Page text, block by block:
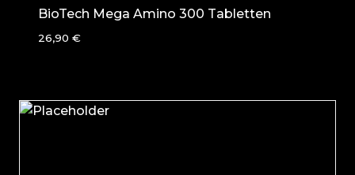
BioTech Mega Amino 300 Tabletten
26,90 €